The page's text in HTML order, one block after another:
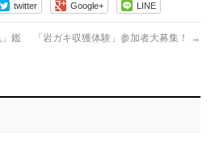
twitter Google+ LINE
鑑
「岩ガキ収獲体験」参加者大募集！ →